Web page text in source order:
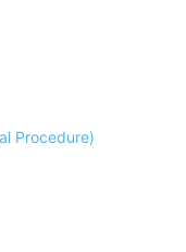
Procedure)